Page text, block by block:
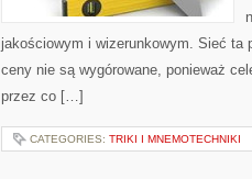
jakościowym i wizerunkowym. Sieć ta
ceny nie są wygórowane, ponieważ
przez co […]
CATEGORIES: TRIKI I MNEMOTECHNIKI